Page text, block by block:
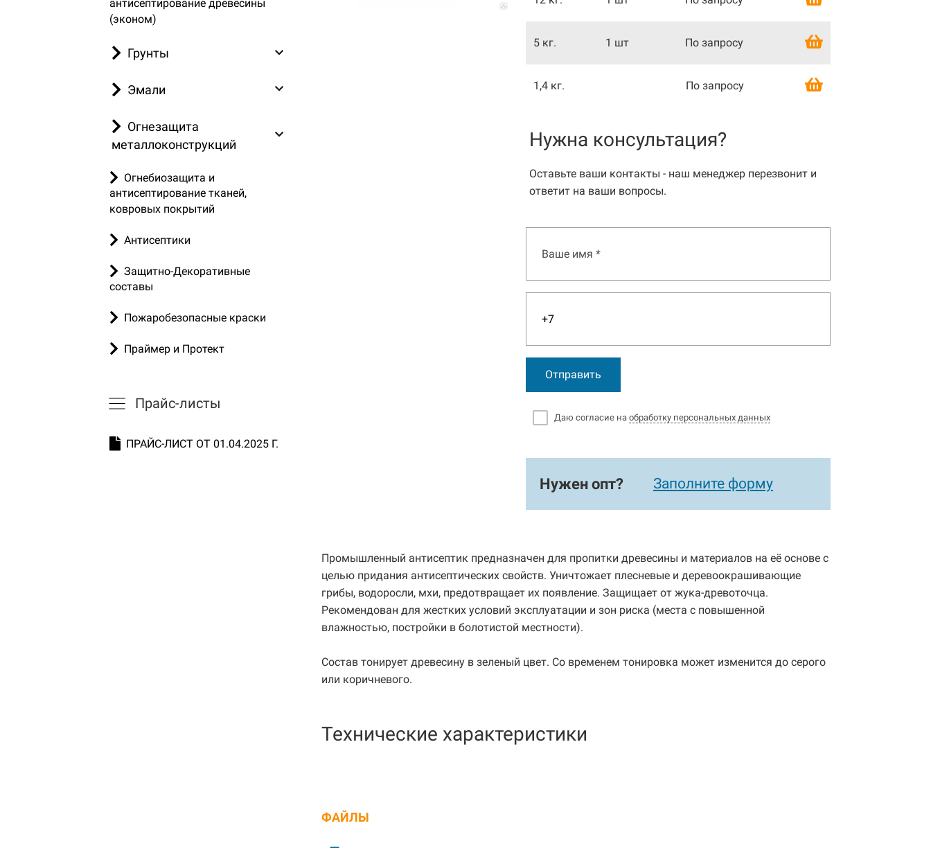
антисептирование древесины
(эконом)
Грунты
Эмали
Огнезащита
металлоконструкций
Огнебиозащита и
антисептирование тканей,
ковровых покрытий
Антисептики
Защитно-Декоративные
составы
Пожаробезопасные краски
Праймер и Протект
Прайс-листы
ПРАЙС-ЛИСТ ОТ 01.04.2025 Г.
5 кг. 1 шт По запросу
1,4 кг. По запросу
Нужна консультация?
Оставьте ваши контакты - наш менеджер перезвонит и
ответит на ваши вопросы.
Отправить
Даю согласие на обработку персональных данных
Нужен опт? Заполните форму
Промышленный антисептик предназначен для пропитки древесины и материалов на её основе с
целью придания антисептических свойств. Уничтожает плесневые и деревоокрашивающие
грибы, водоросли, мхи, предотвращает их появление. Защищает от жука-древоточца.
Рекомендован для жестких условий эксплуатации и зон риска (места с повышенной
влажностью, постройки в болотистой местности).
Состав тонирует древесину в зеленый цвет. Со временем тонировка может изменится до серого
или коричневого.
Технические характеристики
ФАЙЛЫ